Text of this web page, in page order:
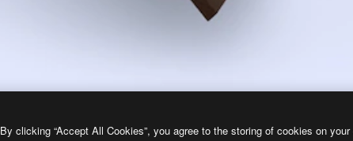
By clicking “Accept All Cookies”, you agree to the storing of cookies on